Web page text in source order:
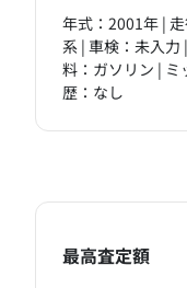
年式：2001年 |
系 | 車検：未入力
料：ガソリン | ミ
歴：なし
最高査定額